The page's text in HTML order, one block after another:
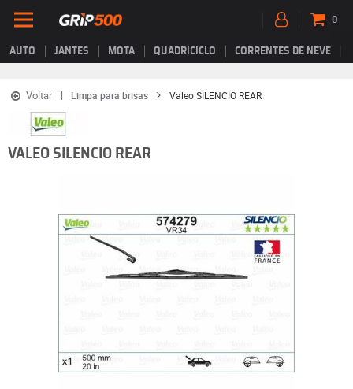
AUTO JANTES MOTA QUADRICICLO CORRENTES DE NEVE
0
Voltar Limpa para brisas Valeo SILENCIO REAR
VALEO SILENCIO REAR